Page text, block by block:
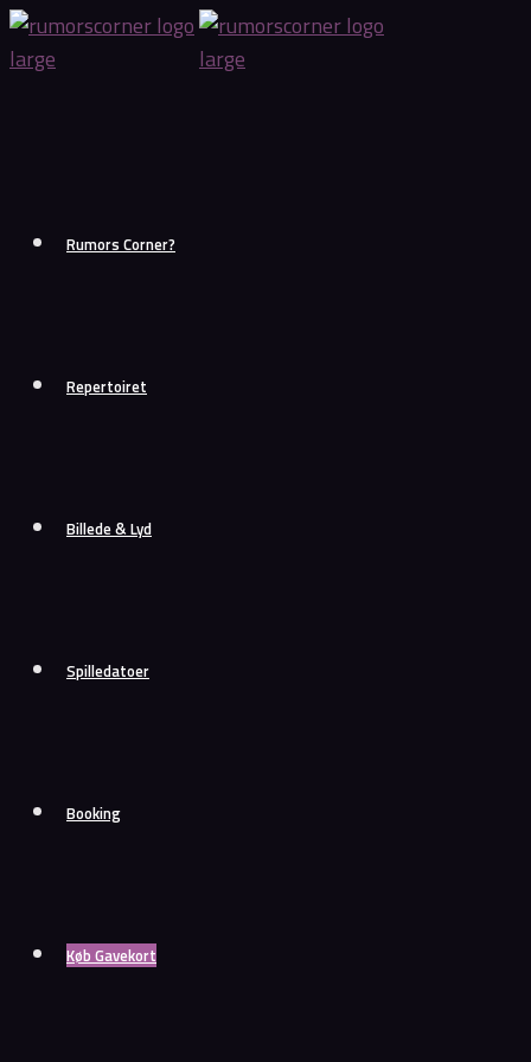
Skip
to
Rumors Corner?
Repertoiret
Billede & Lyd
Spilledatoer
Booking
Køb Gavekort